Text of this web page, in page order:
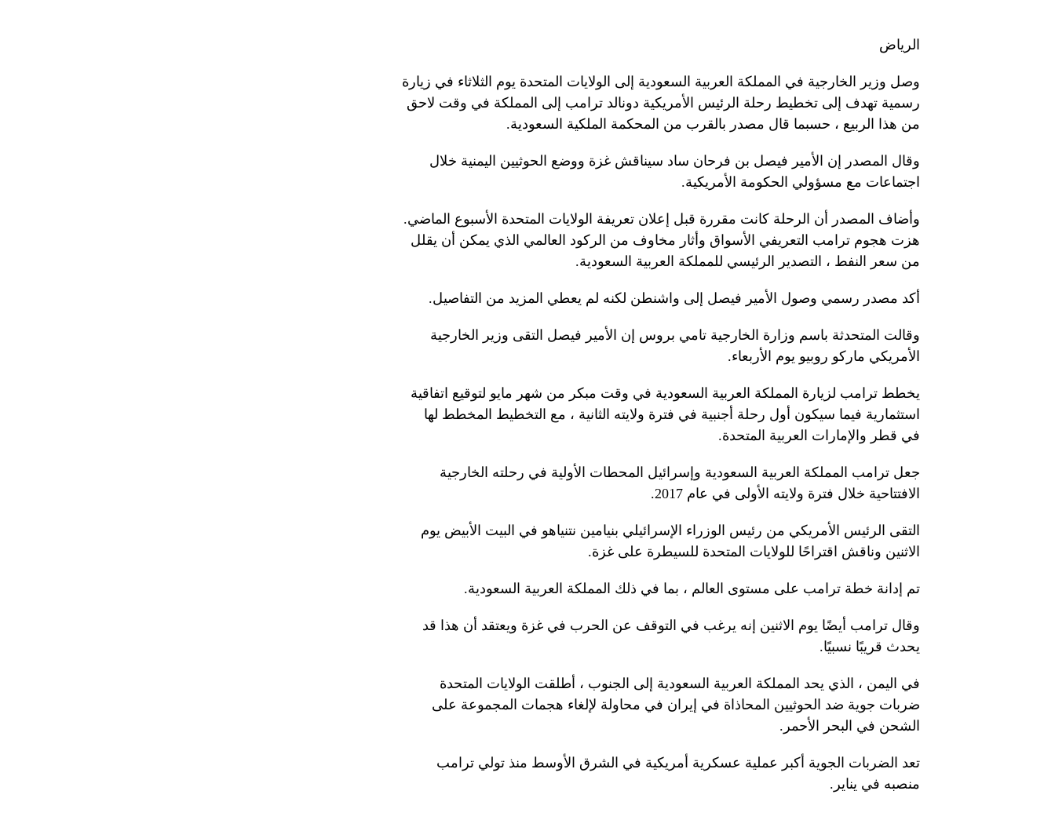
الرياض
وصل وزير الخارجية في المملكة العربية السعودية إلى الولايات المتحدة يوم الثلاثاء في زيارة
رسمية تهدف إلى تخطيط رحلة الرئيس الأمريكية دونالد ترامب إلى المملكة في وقت لاحق
من هذا الربيع ، حسبما قال مصدر بالقرب من المحكمة الملكية السعودية.
وقال المصدر إن الأمير فيصل بن فرحان ساد سيناقش غزة ووضع الحوثيين اليمنية خلال
اجتماعات مع مسؤولي الحكومة الأمريكية.
وأضاف المصدر أن الرحلة كانت مقررة قبل إعلان تعريفة الولايات المتحدة الأسبوع الماضي.
هزت هجوم ترامب التعريفي الأسواق وأثار مخاوف من الركود العالمي الذي يمكن أن يقلل
من سعر النفط ، التصدير الرئيسي للمملكة العربية السعودية.
أكد مصدر رسمي وصول الأمير فيصل إلى واشنطن لكنه لم يعطي المزيد من التفاصيل.
وقالت المتحدثة باسم وزارة الخارجية تامي بروس إن الأمير فيصل التقى وزير الخارجية
الأمريكي ماركو روبيو يوم الأربعاء.
يخطط ترامب لزيارة المملكة العربية السعودية في وقت مبكر من شهر مايو لتوقيع اتفاقية
استثمارية فيما سيكون أول رحلة أجنبية في فترة ولايته الثانية ، مع التخطيط المخطط لها
في قطر والإمارات العربية المتحدة.
جعل ترامب المملكة العربية السعودية وإسرائيل المحطات الأولية في رحلته الخارجية
الافتتاحية خلال فترة ولايته الأولى في عام 2017.
التقى الرئيس الأمريكي من رئيس الوزراء الإسرائيلي بنيامين نتنياهو في البيت الأبيض يوم
الاثنين وناقش اقتراحًا للولايات المتحدة للسيطرة على غزة.
تم إدانة خطة ترامب على مستوى العالم ، بما في ذلك المملكة العربية السعودية.
وقال ترامب أيضًا يوم الاثنين إنه يرغب في التوقف عن الحرب في غزة ويعتقد أن هذا قد
يحدث قريبًا نسبيًا.
في اليمن ، الذي يحد المملكة العربية السعودية إلى الجنوب ، أطلقت الولايات المتحدة
ضربات جوية ضد الحوثيين المحاذاة في إيران في محاولة لإلغاء هجمات المجموعة على
الشحن في البحر الأحمر.
تعد الضربات الجوية أكبر عملية عسكرية أمريكية في الشرق الأوسط منذ تولي ترامب
منصبه في يناير.